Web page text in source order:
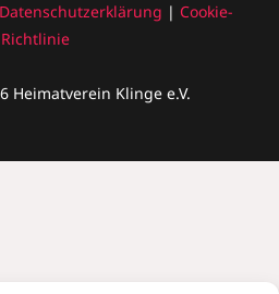
Datenschutzerklärung | Cookie-
Richtlinie
Heimatverein Klinge e.V.